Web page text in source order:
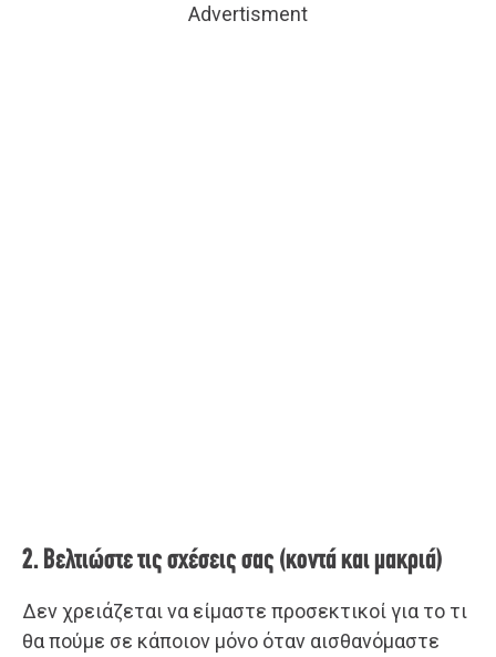
Advertisment
2. Βελτιώστε τις σχέσεις σας (κοντά και μακριά)
Δεν χρειάζεται να είμαστε προσεκτικοί για το τι
θα πούμε σε κάποιον μόνο όταν αισθανόμαστε